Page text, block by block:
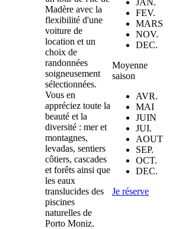
Madère avec la
flexibilité d'une
voiture de
location et un
choix de
randonnées
soigneusement
sélectionnées.
Vous en
appréciez toute la
beauté et la
diversité : mer et
montagnes,
levadas, sentiers
côtiers, cascades
et forêts ainsi que
les eaux
translucides des
piscines
naturelles de
Porto Moniz.
JAN.
FEV.
MARS
NOV.
DEC.
Moyenne
saison
AVR.
MAI
JUIN
JUI.
AOUT
SEP.
OCT.
DEC.
Je réserve